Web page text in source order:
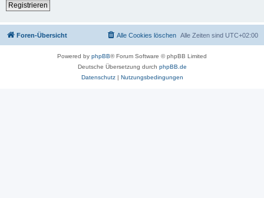
Registrieren
Foren-Übersicht Alle Zeiten sind UTC+02:00
Alle Cookies löschen
Powered by phpBB® Forum Software © phpBB Limited
Deutsche Übersetzung durch phpBB.de
Datenschutz| Nutzungsbedingungen